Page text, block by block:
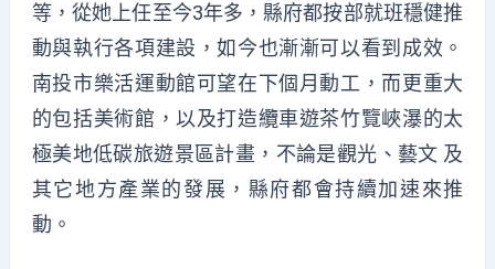
等，從她上任至今3年多，縣府都按部就班穩健推
動與執行各項建設，如今也漸漸可以看到成效。
南投市樂活運動館可望在下個月動工，而更重大
的包括美術館，以及打造纜車遊茶竹覽峽瀑的太
極美地低碳旅遊景區計畫，不論是觀光、藝文 及
其它地方產業的發展，縣府都會持續加速來推
動。